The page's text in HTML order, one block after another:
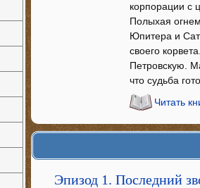
корпорации с
Полыхая
Юпитера и
своего
Петровскую.
что судьба
Читать
Эпизод 1. Последний